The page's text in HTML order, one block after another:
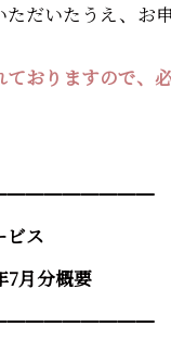
ただいたうえ、お
おりますので、
ビス
月分概要